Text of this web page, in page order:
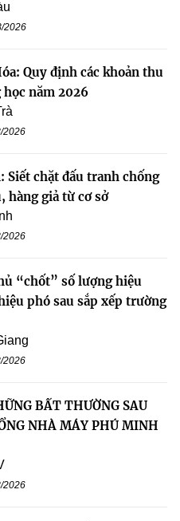
2026
Quy định các khoản thu
năm 2026
2026
Siết chặt đấu tranh chống
hàng giả từ cơ sở
2026
“chốt” số lượng hiệu
phó sau sắp xếp trường
2026
BẤT THƯỜNG SAU
NHÀ MÁY PHÚ MINH
2026